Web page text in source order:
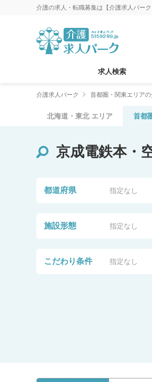
介護の求人・転職募集は【介護求人パーク
求人検索
介護求人パーク 首都圏・関東エリア
北海道・東北 エリア 首都
京成電鉄本・
都道府県 指定なし
施設形態 指定なし
こだわり条件 指定なし